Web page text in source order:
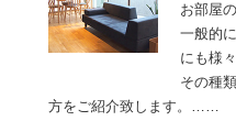
お部屋
一般的
にも様
その種
方をご紹介致します。……